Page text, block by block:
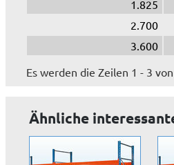
1.825
2.700
3.600
Es werden die Zeilen 1 - 3
Ähnliche